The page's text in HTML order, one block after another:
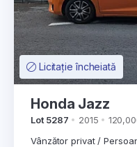
Licitație încheiată
Honda Jazz
Lot 5287 2015
Vânzător privat /